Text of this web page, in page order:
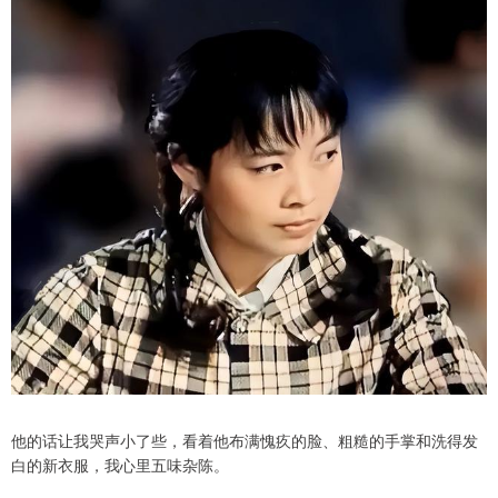
他的话让我哭声小了些，看着他布满愧疚的脸、粗糙的手掌和洗得发
白的新衣服，我心里五味杂陈。